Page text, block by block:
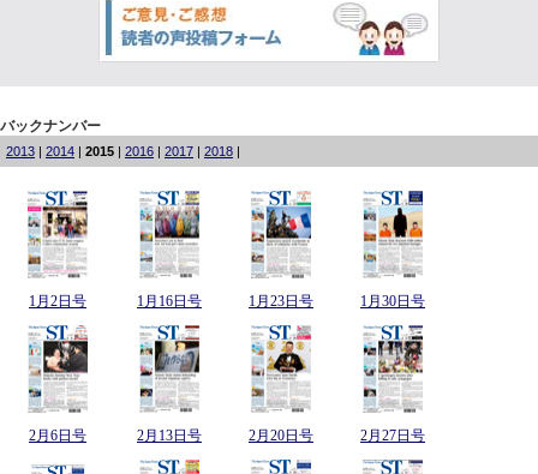
バックナンバー
2013 | 2014 | 2015 | 2016 | 2017 | 2018 |
1月2日号 1月16日号 1月23日号 1月30日号
2月6日号 2月13日号 2月20日号 2月27日号